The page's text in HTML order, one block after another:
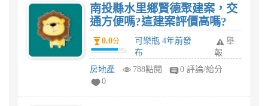
南投縣水里鄉賢德聚建案，交
通方便嗎?這建案評價高嗎?
0.0分
可樂瓶 4年前發
布
舉
報
房地產
788點閱
0 評論/給分
0